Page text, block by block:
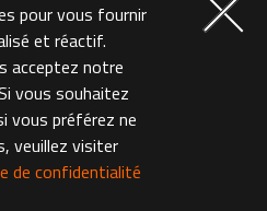
pour vous fournir
et réactif.
acceptez notre
vous souhaitez
vous préférez ne
veuillez visiter
de confidentialité